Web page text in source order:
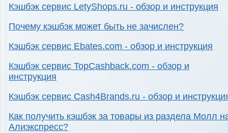
Кэшбэк сервис LetyShops.ru - обзор и инструкция
Почему кэшбэк может быть не зачислен?
Кэшбэк сервис Ebates.com - обзор и инструкция
Кэшбэк сервис TopCashback.com - обзор и
инструкция
Кэшбэк сервис Cash4Brands.ru - обзор и
Как получить кэшбэк за товары из раздела Молл
Алиэкспресс?